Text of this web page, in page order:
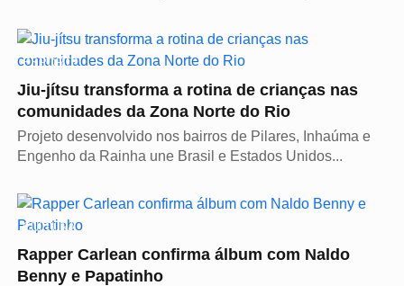
ESPORTE
Jiu-jítsu transforma a rotina de crianças nas
comunidades da Zona Norte do Rio
Projeto desenvolvido nos bairros de Pilares, Inhaúma e
Engenho da Rainha une Brasil e Estados Unidos...
CULTURA
Rapper Carlean confirma álbum com Naldo
Benny e Papatinho